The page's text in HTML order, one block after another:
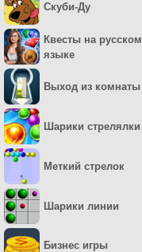
Скуби-Ду
Квесты на русском
языке
Выход из комнаты
Шарики стрелялки
Меткий стрелок
Шарики линии
Бизнес игры